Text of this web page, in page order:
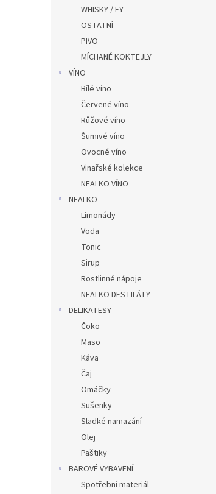
WHISKY / EY
OSTATNÍ
PIVO
MÍCHANÉ KOKTEJLY
VÍNO
Bílé víno
Červené víno
Růžové víno
Šumivé víno
Ovocné víno
Vinařské kolekce
NEALKO VÍNO
NEALKO
Limonády
Voda
Tonic
Sirup
Rostlinné nápoje
NEALKO DESTILÁTY
DELIKATESY
Čoko
Maso
Káva
Čaj
Omáčky
Sušenky
Sladké namazání
Olej
Paštiky
BAROVÉ VYBAVENÍ
Spotřební materiál